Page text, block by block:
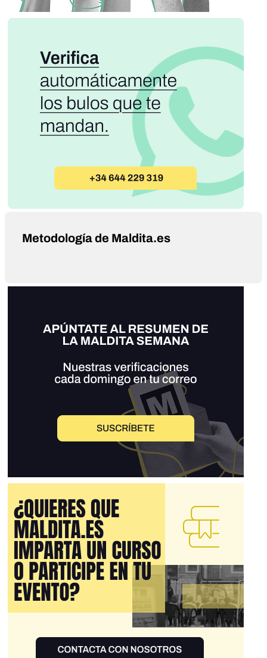
Metodología de Maldita.es